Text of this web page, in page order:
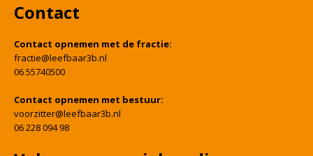
Contact
Contact opnemen met de fractie:
fractie@leefbaar3b.nl
06 55740500
Contact opnemen met bestuur:
voorzitter@leefbaar3b.nl
06 228 094 98